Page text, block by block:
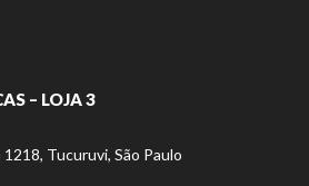
– LOJA 3
1218, Tucuruvi, São Paulo